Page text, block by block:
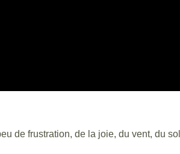
de frustration, de la joie, du vent, du